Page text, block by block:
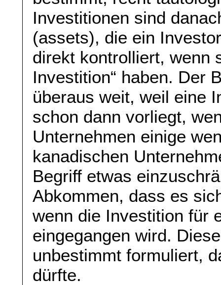
Investitionen sind
(assets), die ein
direkt kontrolliert, wenn
Investition“ haben. Der
überaus weit, weil eine
schon dann vorliegt,
Unternehmen einige
kanadischen
Begriff etwas
Abkommen, dass es
wenn die Investition für
eingegangen wird.
unbestimmt formuliert,
dürfte.